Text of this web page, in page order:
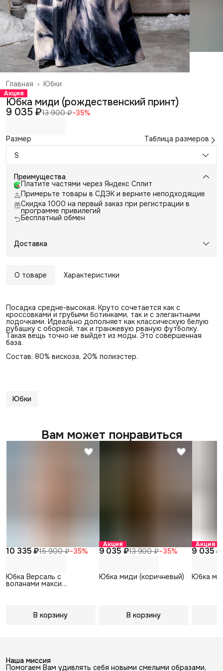
Юбки
Главная ›
Акция
Юбка миди (рождественский принт)
9 035 ₽13 900 ₽−35%
Размер
Таблица размеров
S
Преимущества
Платите частями через Яндекс Сплит
Примерьте товары в СДЭК и верните неподходящие
Скидка 1000 на первый заказ при регистрации в
программе привилегий
Бесплатный обмен
Доставка
О товаре Характеристики
Посадка средне-высокая. Круто сочетается как с
кроссовками и грубыми ботинками, так и с элегантными
лодочками. Идеально дополняет как классическую белую
рубашку с оборкой, так и гранжевую рваную футболку.
Такая вещь точно не выйдет из моды. Это совершенная
база.
Состав: 80% вискоза, 20% полиэстер.
Юбки
Вам может понравиться
10 335 ₽15 900 ₽−35%
Юбка Версаль с
воланами макси
В корзину
Акция
9 035 ₽13 900 ₽−35%
Юбка миди (коричневый)
В корзину
Акция
9 035 ₽
Юбка
Наша миссия
Помогаем Вам удивлять себя новыми смелыми образами,